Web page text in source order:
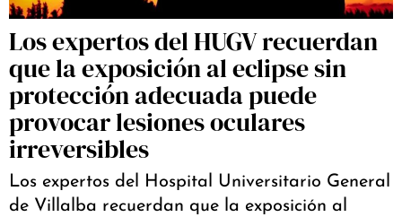
Los expertos del HUGV recuerdan
que la exposición al eclipse sin
protección adecuada puede
provocar lesiones oculares
irreversibles
Los expertos del Hospital Universitario General
de Villalba recuerdan que la exposición al